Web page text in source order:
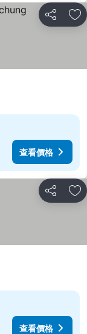
分享 加
查看價格
分享 加
查看價格